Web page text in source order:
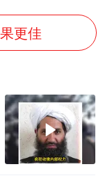
版全月地质图
村民谈“梅姨”：叫的其实是“媒姨”
等7号
东方甄选被判赔偿江小白30万元
更佳